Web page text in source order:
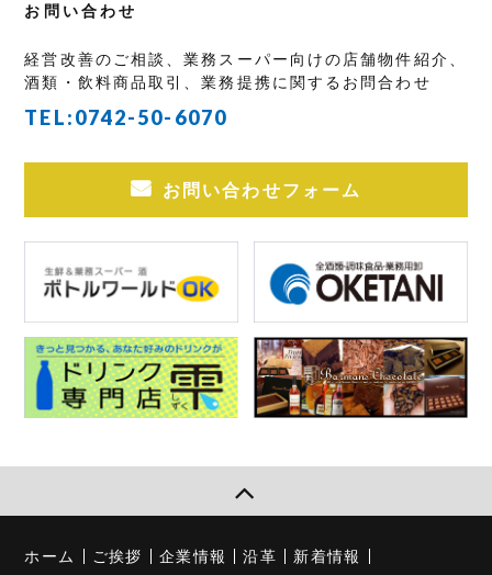
お問い合わせ
経営改善のご相談、業務スーパー向けの店舗物件紹介、
酒類・飲料商品取引、業務提携に関するお問合わせ
TEL:0742-50-6070
お問い合わせフォーム
ホーム ご挨拶 企業情報 沿革
新着情報